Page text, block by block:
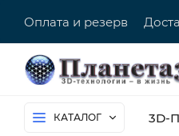
Оплата и резерв
КАТАЛОГ 3D-